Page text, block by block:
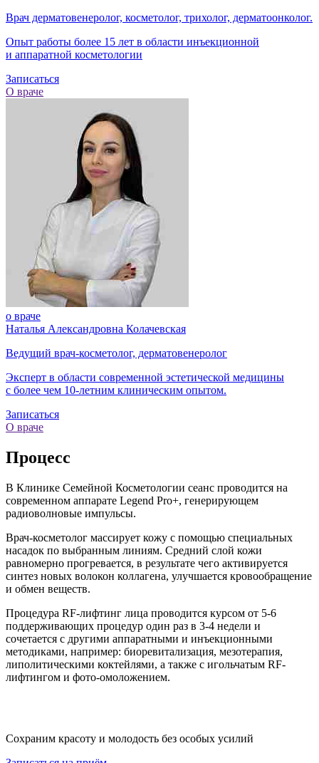
Врач дерматовенеролог, косметолог, трихолог, дерматоонколог.
Опыт работы более 15 лет в области инъекционной
и аппаратной косметологии
Записаться
О враче
о враче
Наталья Александровна Колачевская
Ведущий врач-косметолог, дерматовенеролог
Эксперт в области современной эстетической медицины
с более чем 10-летним клиническим опытом.
Записаться
О враче
Процесс
В Клинике Семейной Косметологии сеанс проводится на
современном аппарате Legend Pro+, генерирующем
радиоволновые импульсы.
Врач-косметолог массирует кожу с помощью специальных
насадок по выбранным линиям. Средний слой кожи
равномерно прогревается, в результате чего активируется
синтез новых волокон коллагена, улучшается кровообращение
и обмен веществ.
Процедура RF-лифтинг лица проводится курсом от 5-6
поддерживающих процедур один раз в 3-4 недели и
сочетается с другими аппаратными и инъекционными
методиками, например: биоревитализация, мезотерапия,
липолитическими коктейлями, а также с игольчатым RF-
лифтингом и фото-омоложением.
Сохраним красоту и молодость без особых усилий